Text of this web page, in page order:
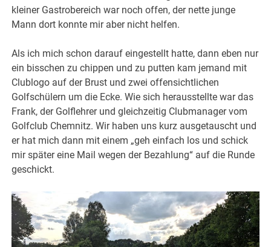
kleiner Gastrobereich war noch offen, der nette junge
Mann dort konnte mir aber nicht helfen.
Als ich mich schon darauf eingestellt hatte, dann eben nur
ein bisschen zu chippen und zu putten kam jemand mit
Clublogo auf der Brust und zwei offensichtlichen
Golfschülern um die Ecke. Wie sich herausstellte war das
Frank, der Golflehrer und gleichzeitig Clubmanager vom
Golfclub Chemnitz. Wir haben uns kurz ausgetauscht und
er hat mich dann mit einem „geh einfach los und schick
mir später eine Mail wegen der Bezahlung“ auf die Runde
geschickt.